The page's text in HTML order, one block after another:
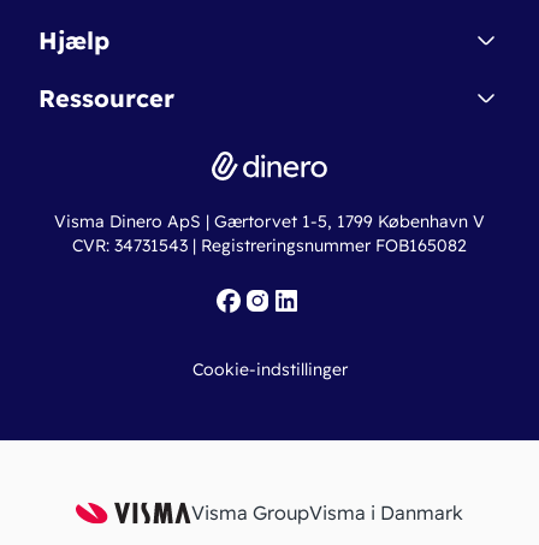
Betingelser & Sikkerhed
Nye funktioner
Dinero Starter
Dinero Pro
Erhvervslån
Fakturaskabeloner
Hjælp
Regnskabsordbogen
Online regnskabskurser
Ressourcer
Ny virksomhed
Iværksætterlegat
Visma Dinero ApS | Gærtorvet 1-5, 1799 København V
CVR: 34731543 | Registreringsnummer FOB165082
Cookie-indstillinger
Visma GroupVisma i Danmark